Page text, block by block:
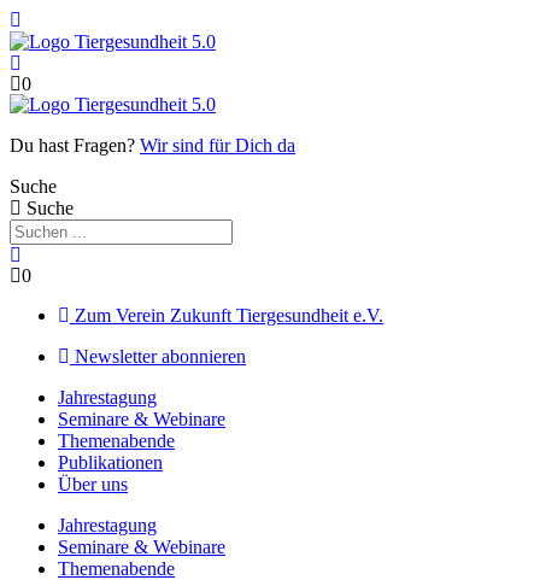
Zum
Inhalt
springen
0
Du hast Fragen? Wir sind für Dich da
Suche
Suche
0
Zum Verein Zukunft Tiergesundheit e.V.
Newsletter abonnieren
Jahrestagung
Seminare & Webinare
Themenabende
Publikationen
Über uns
Jahrestagung
Seminare & Webinare
Themenabende